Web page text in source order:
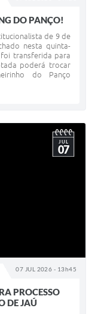
DO PANÇO!
de 9 de
nesta quinta-
transferida para
poderá trocar
do Panço
07 JUL 2026 - 13h45
JUL
07
PROCESSO
DE JAÚ